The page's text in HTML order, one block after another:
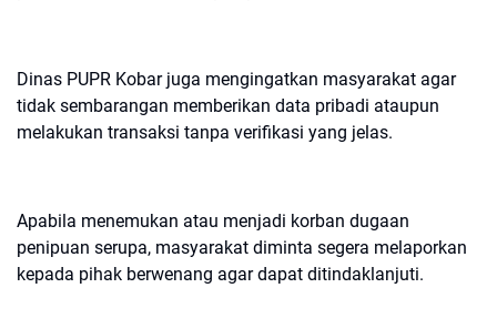
Dinas PUPR Kobar juga mengingatkan masyarakat agar
tidak sembarangan memberikan data pribadi ataupun
melakukan transaksi tanpa verifikasi yang jelas.
Apabila menemukan atau menjadi korban dugaan
penipuan serupa, masyarakat diminta segera melaporkan
kepada pihak berwenang agar dapat ditindaklanjuti.